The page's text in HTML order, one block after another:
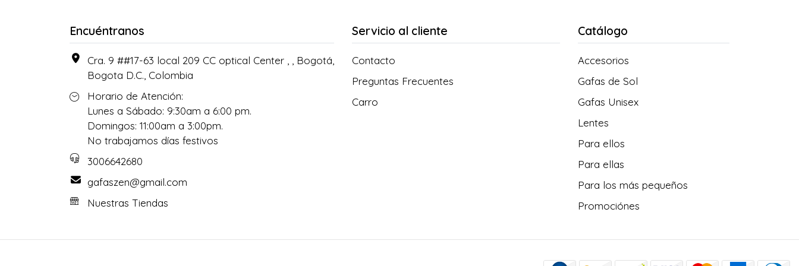
Encuéntranos
Cra. 9 ##17-63 local 209 CC optical Center , , Bogotá,
Bogota D.C., Colombia
Horario de Atención:
Lunes a Sábado: 9:30am a 6:00 pm.
Domingos: 11:00am a 3:00pm.
No trabajamos días festivos
3006642680
gafaszen@gmail.com
Nuestras Tiendas
Servicio al cliente
Contacto
Preguntas Frecuentes
Carro
Catálogo
Accesorios
Gafas de Sol
Gafas Unisex
Lentes
Para ellos
Para ellas
Para los más pequeños
Promociónes